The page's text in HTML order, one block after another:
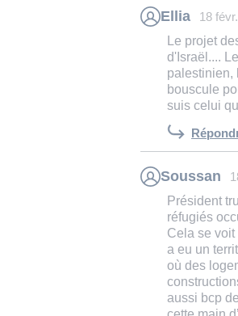
Ellia 18
Le projet
d'Israël....
palestinien,
bouscule
suis celui
Soussan
Président
réfugiés
Cela se
a eu un
où des
aussi bcp